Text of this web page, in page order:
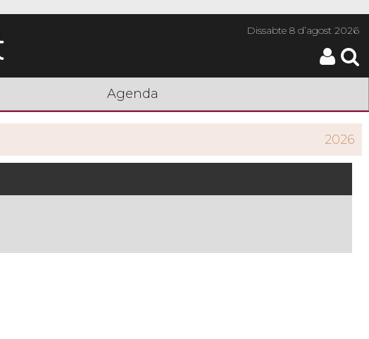
Dissabte8 d’agost 2026
Agenda
2026